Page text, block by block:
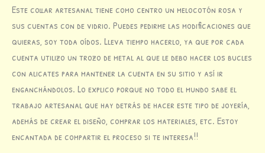
Este collar artesanal tiene como centro un melocotón rosa y
sus cuentas con de vidrio. Puedes pedirme las modificaciones que
quieras, soy toda oídos. Lleva tiempo hacerlo, ya que por cada
cuenta utilizo un trozo de metal al que le debo hacer los bucles
con alicates para mantener la cuenta en su sitio y así ir
enganchándolos. Lo explico porque no todo el mundo sabe el
trabajo artesanal que hay detrás de hacer este tipo de joyería,
además de crear el diseño, comprar los materiales, etc. Estoy
encantada de compartir el proceso si te interesa!!